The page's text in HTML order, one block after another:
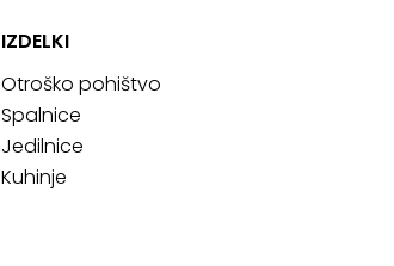
IZDELKI
Otroško pohištvo
Spalnice
Jedilnice
Kuhinje